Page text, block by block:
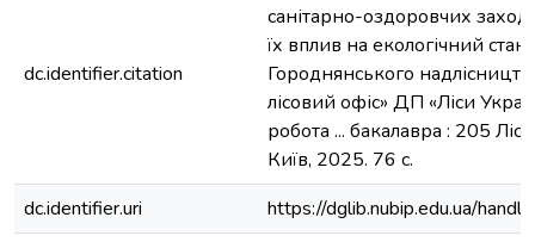
dc.identifier.citation
санітарно-оздоровчих
їх вплив на екологічний стан
Городнянського
лісовий офіс» ДП «Ліси
робота ... бакалавра : 205
Київ, 2025. 76 с.
dc.identifier.uri
https://dglib.nubip.edu.ua/